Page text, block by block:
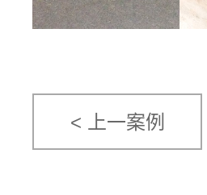
< 上一案例